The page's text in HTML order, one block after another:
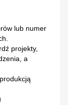
lub numer
projekty,
a